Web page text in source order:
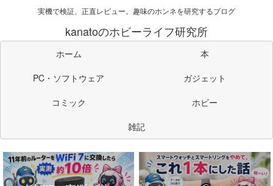
実機で検証、正直レビュー。趣味のホンネを研究するブログ
kanatoのホビーライフ研究所
ホーム
本
PC・ソフトウェア
ガジェット
コミック
ホビー
雑記